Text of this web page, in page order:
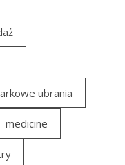
ubrania
medicine